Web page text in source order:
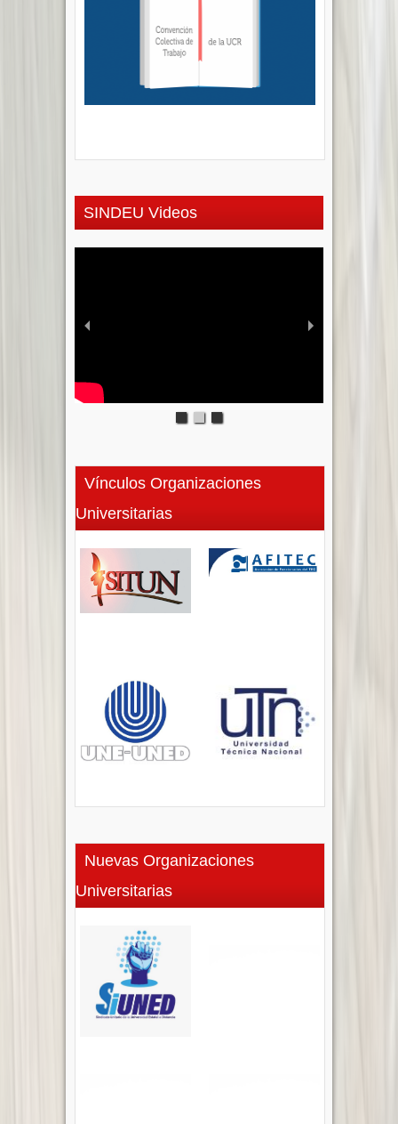
SINDEU Videos
Vínculos Organizaciones
Universitarias
Nuevas Organizaciones
Universitarias